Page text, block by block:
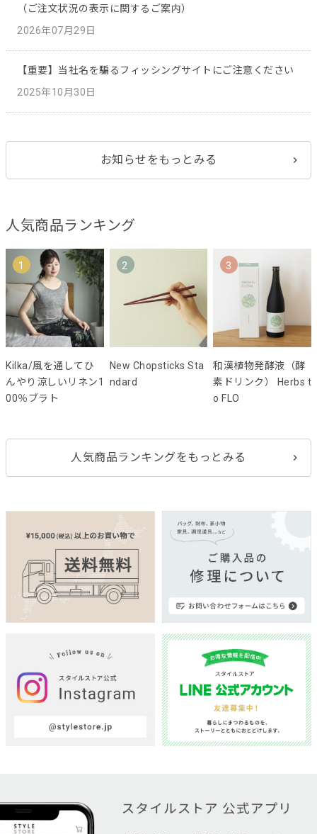
（ご注文状況の表示に関するご案内）
2026年07月29日
【重要】当社名を騙るフィッシングサイトにご注意ください
2025年10月30日
お知らせをもっとみる
人気商品ランキング
1
Kilka/風を通してひ
んやり涼しいリネン1
00％ブラト
2
New Chopsticks Sta
ndard
3
和漢植物発酵液（酵
素ドリンク） Herbs t
o FLO
人気商品ランキングをもっとみる